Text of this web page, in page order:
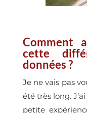
Comment
cette
données ?
Je ne vais pas
été très long.
petite